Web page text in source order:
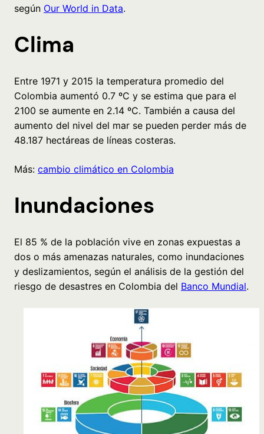
según Our World in Data.
Clima
Entre 1971 y 2015 la temperatura promedio del
Colombia aumentó 0.7 ºC y se estima que para el
2100 se aumente en 2.14 ºC. También a causa del
aumento del nivel del mar se pueden perder más de
48.187 hectáreas de líneas costeras.
Más: cambio climático en Colombia
Inundaciones
El 85 % de la población vive en zonas expuestas a
dos o más amenazas naturales, como inundaciones
y deslizamientos, según el análisis de la gestión del
riesgo de desastres en Colombia del Banco Mundial.